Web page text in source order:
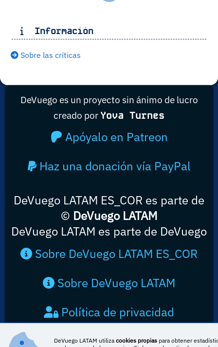
Información
Sobre las críticas
DeVuego es un proyecto sin ánimo de lucro
creado por Yova Turnes
Apóyalo en Patreon
Haz una donación vía PayPal
DeVuego LATAM ES_COR es parte de
© DeVuego LATAM
DeVuego LATAM es parte de DeVuego
Sobre DeVuego LATAM ES_COR
Sobre DeVuego LATAM
Política de privacidad
Contacto
DeVuego LATAM utilizacookies propias para obtener